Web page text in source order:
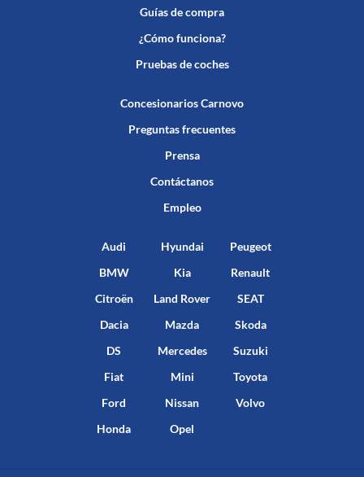
Guías de compra
¿Cómo funciona?
Pruebas de coches
Concesionarios Carnovo
Preguntas frecuentes
Prensa
Contáctanos
Empleo
Audi
BMW
Citroën
Dacia
DS
Fiat
Ford
Honda
Hyundai
Kia
Land Rover
Mazda
Mercedes
Mini
Nissan
Opel
Peugeot
Renault
SEAT
Skoda
Suzuki
Toyota
Volvo